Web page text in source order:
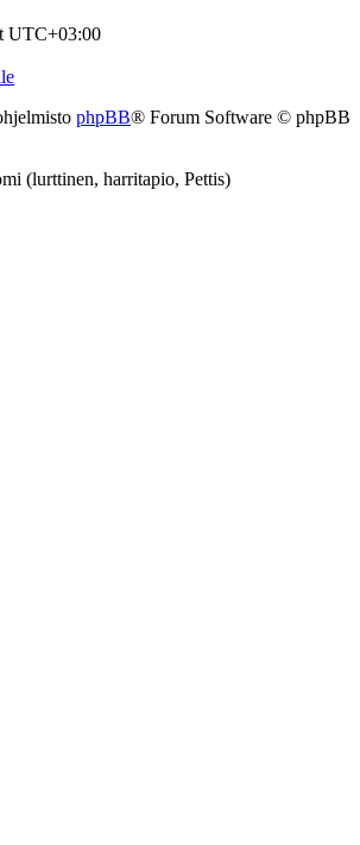
UTC+03:00
phpBB® Forum Software © phpBB
(lurttinen, harritapio, Pettis)